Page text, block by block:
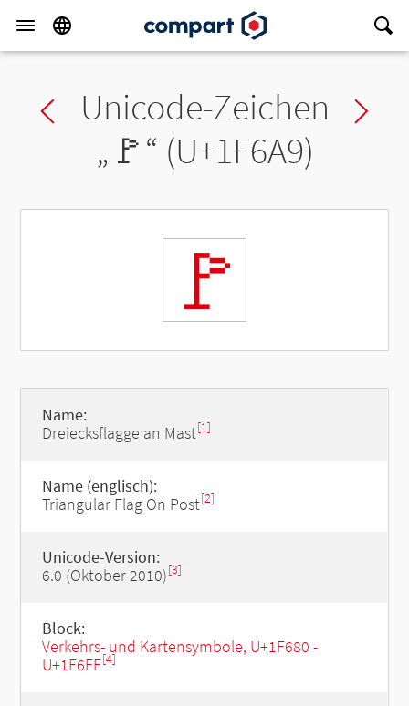
Previous char
Unicode-Zeichen
„ 🚩“ (U+1F6A9)
🚩
Name:
Dreiecksflagge an Mast[1]
Name (englisch):
Triangular Flag On Post[2]
Unicode-Version:
6.0 (Oktober 2010)[3]
Block:
Verkehrs- und Kartensymbole, U+1F680 -
U+1F6FF[4]